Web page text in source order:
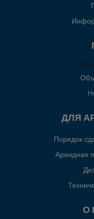
ДЛЯ
Порядок
Арендная
О